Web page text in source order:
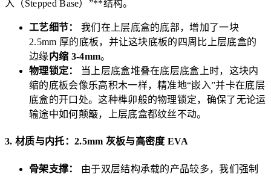
入（Stepped Base）”**结构。
工艺细节：
我们在上层底盒的底部，增加了一块
2.5mm 厚的底板，并让这块底板的四周比上层底盒的
边缘内缩 3-4mm。
物理锁定：
当上层底盒堆叠在底层底盒上时，这块内
缩的底板会像乐高积木一样，精准地“嵌入”并卡在底层
底盒的开口处。这种榫卯般的物理锁定，确保了无论运
输途中如何颠簸，上层底盒都纹丝不动。
3. 材质与内托：2.5mm 灰板与高密度 EVA
骨架支撑：
由于双层结构承载的产品较多，我们强制